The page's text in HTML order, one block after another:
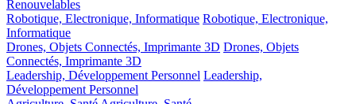
Renouvelables
Robotique, Electronique, Informatique Robotique, Electronique,
Informatique
Drones, Objets Connectés, Imprimante 3D Drones, Objets
Connectés, Imprimante 3D
Leadership, Développement Personnel Leadership,
Développement Personnel